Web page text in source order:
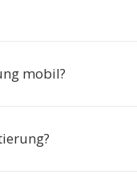
mobil?